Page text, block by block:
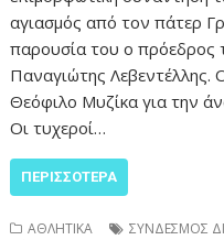
αγιασμός από τον πάτερ
παρουσία του ο
Παναγιώτης
Θεόφιλο Μυζίκα για την
Οι τυχεροί…
ΠΕΡΙΣΣΌΤΕΡΑ
ΑΘΛΗΤΙΚΑ
ΣΥΝΔΕΣΜΟΣ